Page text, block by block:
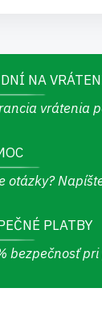
NA
vrátenia
otázky?
PLATBY
bezpečnosť